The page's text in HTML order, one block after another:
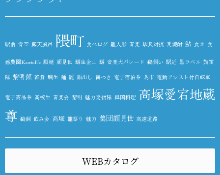
駅前 青空 露天風呂 隈町 食べログ 雛人形 音楽 駅長対抗 麦焼酎 鮎 食堂 食
感農園KazetoNe 順延 顔見世 鯛生金山 鯛 音楽大パレード 鵜飼い 駅近 黒ラベル 鼓笛
隊 黎明館 雑貨 鯛生 麺 雛 顔出し 餅つき 電子宿泊券 鳥市 電動アシスト付自転車
電子商品券 高校生 音楽会 黎明 魅力発信隊 韓国料理 高塚愛宕地蔵
尊 鵜飼 飲み会 高塚 雛祭り 魅力 集団顔見世 高速道路
WEBカタログ